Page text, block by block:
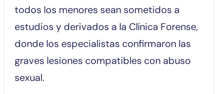
todos los menores sean sometidos a
estudios y derivados a la Clínica Forense,
donde los especialistas confirmaron las
graves lesiones compatibles con abuso
sexual.